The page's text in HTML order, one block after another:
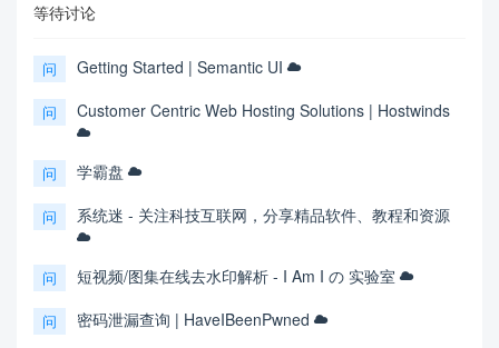
等待讨论
问 Getting Started | Semantic UI
问 Customer Centric Web Hosting Solutions | Hostwinds
问 学霸盘
问 系统迷 - 关注科技互联网，分享精品软件、教程和资源
问 短视频/图集在线去水印解析 - I Am I の 实验室
问 密码泄漏查询 | HaveIBeenPwned